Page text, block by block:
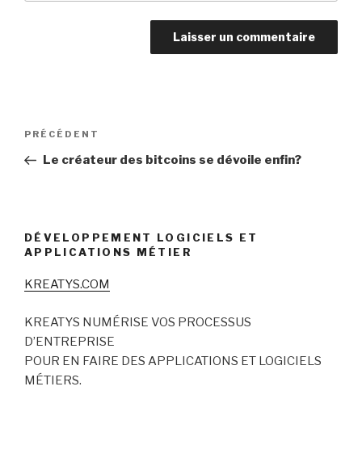
Navigation
l’article
Article
précédent
PRÉCÉDENT
Le créateur des bitcoins se dévoile enfin?
DÉVELOPPEMENT LOGICIELS ET
APPLICATIONS MÉTIER
KREATYS.COM
KREATYS NUMÉRISE VOS PROCESSUS
D’ENTREPRISE
POUR EN FAIRE DES APPLICATIONS ET LOGICIELS
MÉTIERS.